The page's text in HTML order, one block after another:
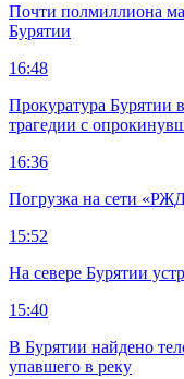
Почти полмиллиона
Бурятии
16:48
Прокуратура Бурятии
трагедии с
16:36
Погрузка на сети
15:52
На севере Бурятии
15:40
В Бурятии найдено
упавшего в реку